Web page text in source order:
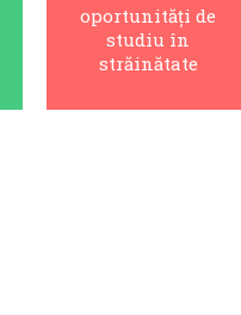
oportunități de
studiu în
străinătate